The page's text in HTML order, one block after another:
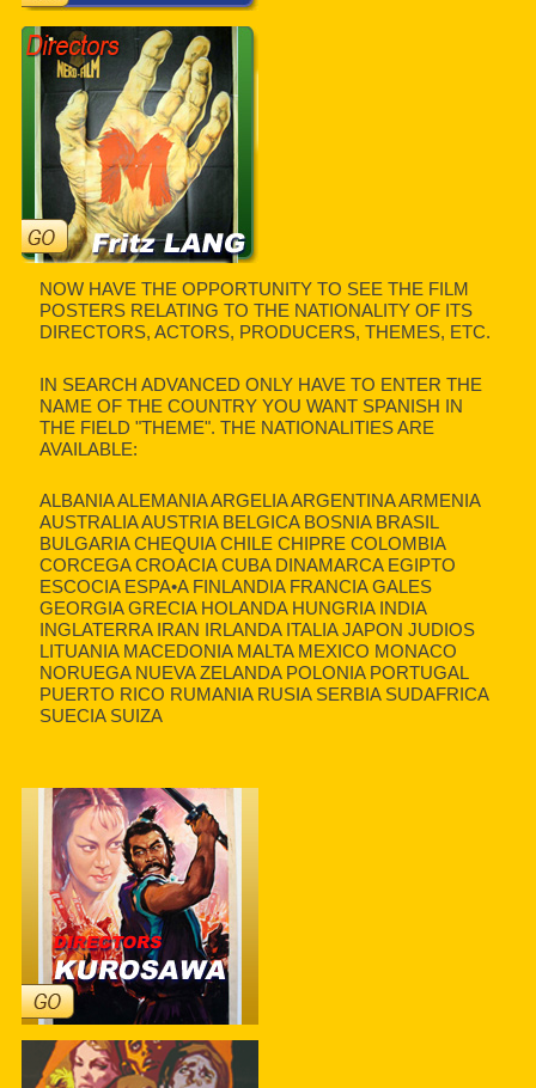
NOW HAVE THE OPPORTUNITY TO SEE THE FILM
POSTERS RELATING TO THE NATIONALITY OF ITS
DIRECTORS, ACTORS, PRODUCERS, THEMES, ETC.
IN SEARCH ADVANCED ONLY HAVE TO ENTER THE
NAME OF THE COUNTRY YOU WANT SPANISH IN
THE FIELD "THEME". THE NATIONALITIES ARE
AVAILABLE:
ALBANIA ALEMANIA ARGELIA ARGENTINA ARMENIA
AUSTRALIA AUSTRIA BELGICA BOSNIA BRASIL
BULGARIA CHEQUIA CHILE CHIPRE COLOMBIA
CORCEGA CROACIA CUBA DINAMARCA EGIPTO
ESCOCIA ESPA•A FINLANDIA FRANCIA GALES
GEORGIA GRECIA HOLANDA HUNGRIA INDIA
INGLATERRA IRAN IRLANDA ITALIA JAPON JUDIOS
LITUANIA MACEDONIA MALTA MEXICO MONACO
NORUEGA NUEVA ZELANDA POLONIA PORTUGAL
PUERTO RICO RUMANIA RUSIA SERBIA SUDAFRICA
SUECIA SUIZA